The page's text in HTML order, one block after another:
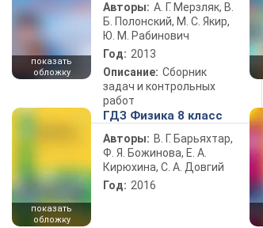
показать
обложку
Авторы: А. Г. Мерзляк, В.
Б. Полонский, М. С. Якир,
Ю. М. Рабинович
Год: 2013
Описание: Сборник
задач и контрольных
работ
показать
обложку
ГДЗ Физика 8 класс
Авторы: В. Г. Барьяхтар,
Ф. Я. Божинова, Е. А.
Кирюхина, С. А. Довгий
Год: 2016